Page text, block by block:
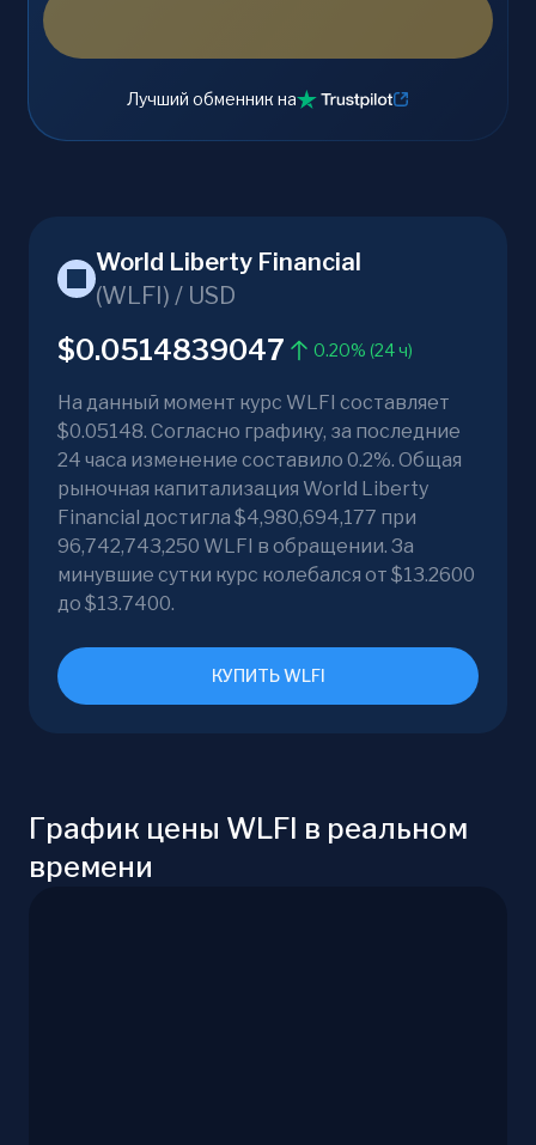
Лучший обменник на
World Liberty Financial
(WLFI) / USD
$0.0514839047 0.20% (24 ч)
На данный момент курс WLFI составляет
$0.05148. Согласно графику, за последние
24 часа изменение составило 0.2%. Общая
рыночная капитализация World Liberty
Financial достигла $4,980,694,177 при
96,742,743,250 WLFI в обращении. За
минувшие сутки курс колебался от $13.2600
до $13.7400.
КУПИТЬ WLFI
График цены WLFI в реальном
времени